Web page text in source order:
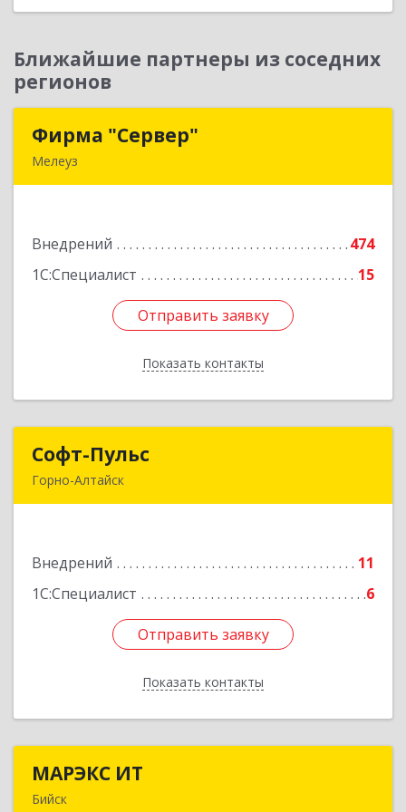
Ближайшие партнеры из соседних
регионов
Фирма "Сервер"
Мелеуз
Внедрений
474
1С:Специалист
15
Отправить заявку
Показать контакты
Подробнее
Отправить заявку
Назад
Софт-Пульс
Горно-Алтайск
Внедрений
11
1С:Специалист
6
Отправить заявку
Показать контакты
Подробнее
Отправить заявку
Назад
МАРЭКС ИТ
Бийск